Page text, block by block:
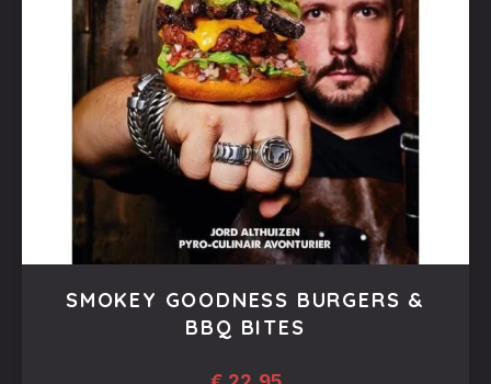
SMOKEY GOODNESS BURGERS &
BBQ BITES